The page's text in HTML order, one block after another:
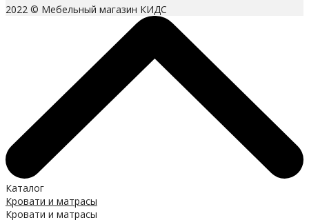
2022 © Мебельный магазин КИДС
Каталог
Кровати и матрасы
Кровати и матрасы